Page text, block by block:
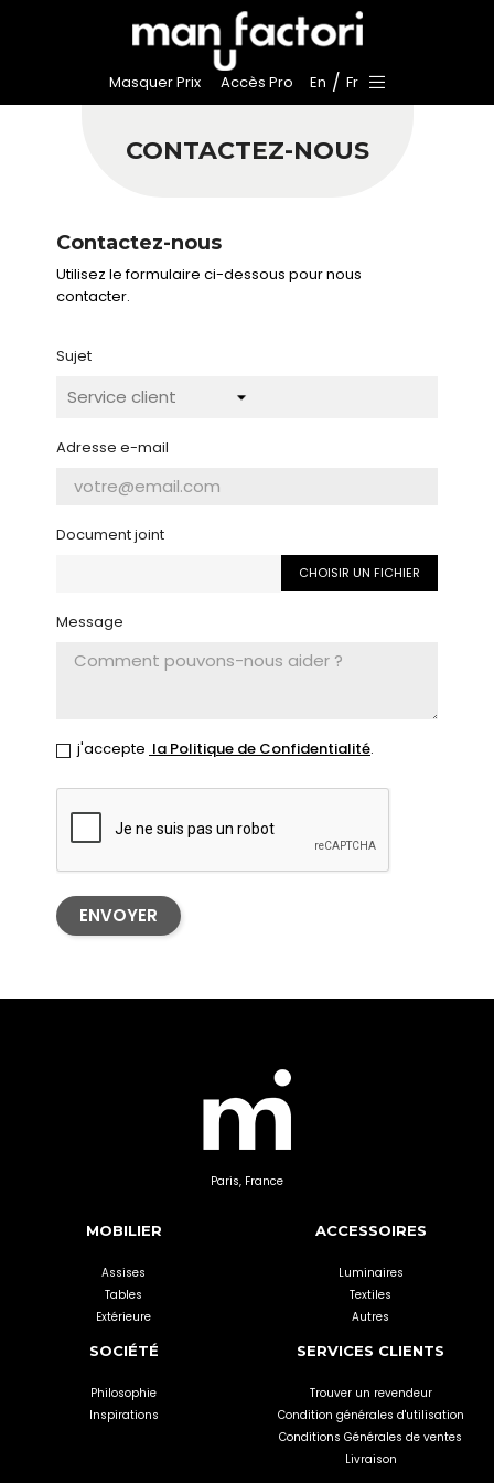
Masquer Prix Accès Pro En / Fr
CONTACTEZ-NOUS
Contactez-nous
Utilisez le formulaire ci-dessous pour nous
contacter.
Sujet
Adresse e-mail
Document joint
CHOISIR UN FICHIER
Message
j'accepte la Politique de Confidentialité.
Paris, France
MOBILIER
Assises
Tables
Extérieure
ACCESSOIRES
Luminaires
Textiles
Autres
SOCIÉTÉ
Philosophie
Inspirations
SERVICES CLIENTS
Trouver un revendeur
Condition générales d'utilisation
Conditions Générales de ventes
Livraison